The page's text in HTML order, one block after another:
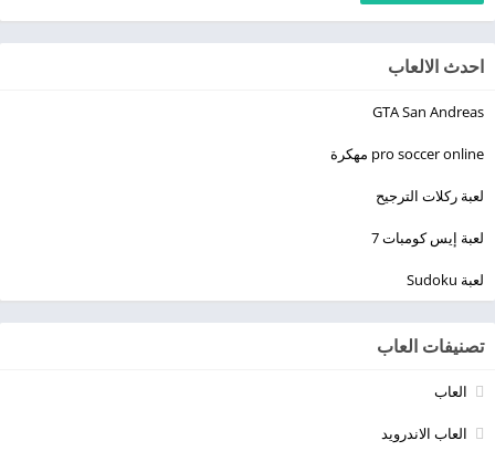
احدث الالعاب
GTA San Andreas
pro soccer online مهكرة
لعبة ركلات الترجيح
لعبة إيس كومبات 7
لعبة Sudoku
تصنيفات العاب
العاب
العاب الاندرويد